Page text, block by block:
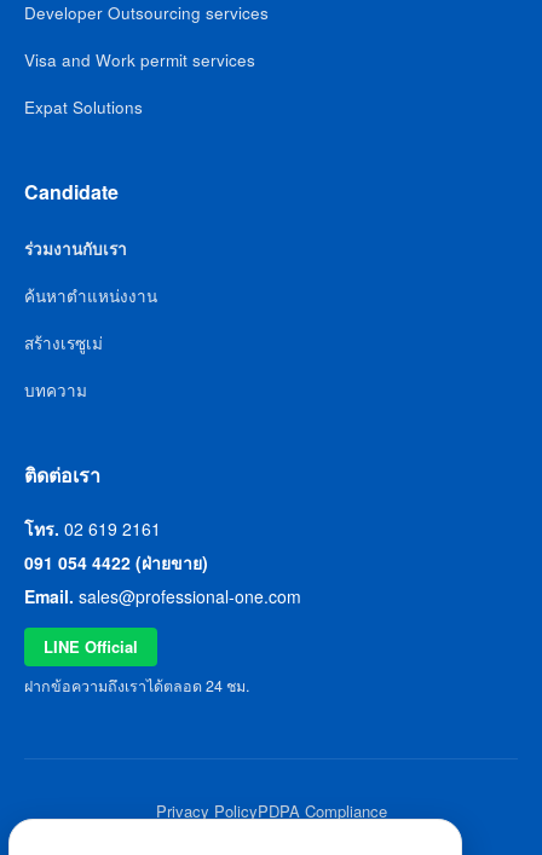
Developer Outsourcing services
Visa and Work permit services
Expat Solutions
Candidate
ร่วมงานกับเรา
ค้นหาตำแหน่งงาน
สร้างเรซูเม่
บทความ
ติดต่อเรา
โทร. 02 619 2161
091 054 4422 (ฝ่ายขาย)
Email. sales@professional-one.com
LINE Official
ฝากข้อความถึงเราได้ตลอด 24 ชม.
Privacy PolicyPDPA Compliance